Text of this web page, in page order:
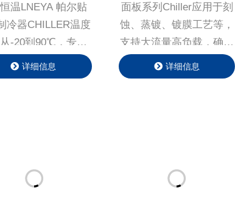
温LNEYA 帕尔贴
冷器CHILLER温度
-20到90℃，专为
体行业度身定制；
过实践验证的帕尔
详细信息
面板系列Chiller应⽤于刻
蚀、蒸镀、镀膜⼯艺等，
支持⼤流量⾼负载，确保
极端⼯况下持续稳定运
⾏；支持冷却⽔动态调节
详细信息